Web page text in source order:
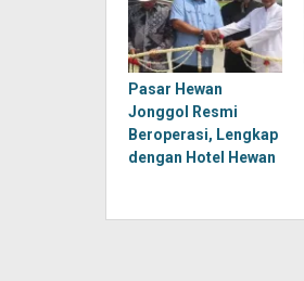
Pasar Hewan
Jonggol Resmi
Beroperasi, Lengkap
dengan Hotel Hewan